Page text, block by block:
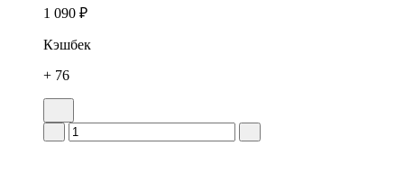
1 090 ₽
Кэшбек
+ 76